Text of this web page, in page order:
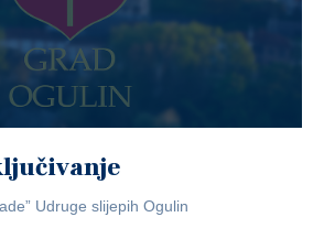
Udruge slijepih Ogulin